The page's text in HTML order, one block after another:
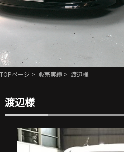
TOPページ > 販売実績 > 渡辺様
渡辺様